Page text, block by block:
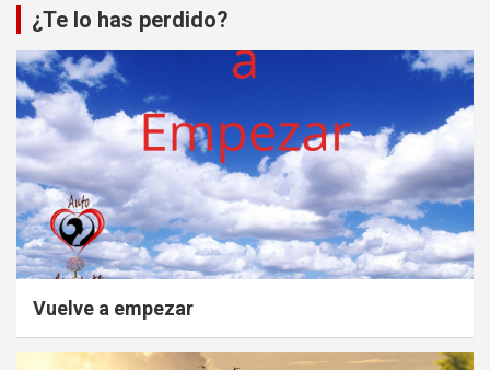
¿Te lo has perdido?
Vuelve a empezar